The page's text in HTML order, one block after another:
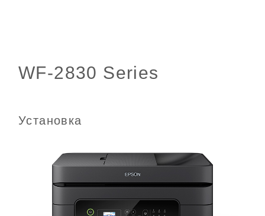
Установка